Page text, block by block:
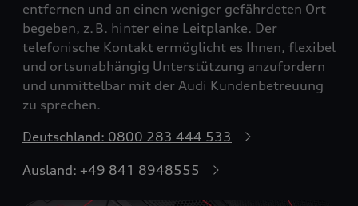
entfernen und an einen weniger gefährdeten Ort
begeben, z. B. hinter eine Leitplanke. Der
telefonische Kontakt ermöglicht es Ihnen, flexibel
und ortsunabhängig Unterstützung anzufordern
und unmittelbar mit der Audi Kundenbetreuung
zu sprechen.
Deutschland: 0800 283 444 533
Ausland: +49 841 8948555